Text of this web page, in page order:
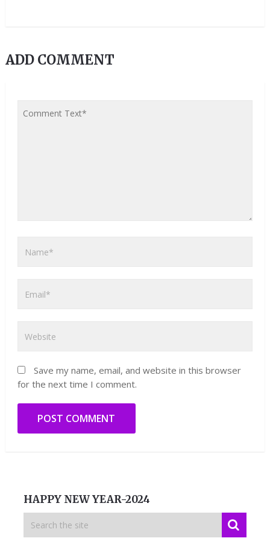
ADD COMMENT
Save my name, email, and website in this browser
for the next time I comment.
HAPPY NEW YEAR-2024